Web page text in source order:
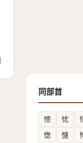
同部首
㥬 忧
愡
㦀